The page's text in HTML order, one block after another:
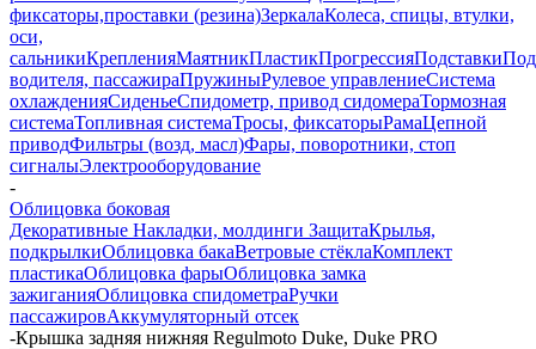
фиксаторы,проставки (резина)ЗеркалаКолеса, спицы, втулки,
оси,
сальникиКрепленияМаятникПластикПрогрессияПодставки
водителя, пассажираПружиныРулевое управлениеСистема
охлажденияСиденьеСпидометр, привод сидомераТормозная
системаТопливная системаТросы, фиксаторыРамаЦепной
приводФильтры (возд, масл)Фары, поворотники, стоп
сигналыЭлектрооборудование
-
Облицовка боковая
Декоративные Накладки, молдинги ЗащитаКрылья,
подкрылкиОблицовка бакаВетровые стёклаКомплект
пластикаОблицовка фарыОблицовка замка
зажиганияОблицовка спидометраРучки
пассажировАккумуляторный отсек
-Крышка задняя нижняя Regulmoto Duke, Duke PRO